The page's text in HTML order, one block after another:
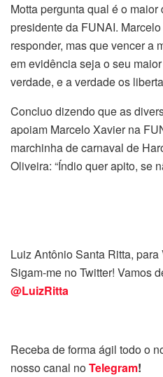
Motta pergunta qual é o
presidente da FUNAI.
responder, mas que vencer a
em evidência seja o seu
verdade, e a verdade os
Concluo dizendo que as
apoiam Marcelo Xavier na
marchinha de carnaval de
Oliveira: “Índio quer apito, se
Luiz Antônio Santa Ritta,
Sigam-me no Twitter! Vamos
@LuizRitta
Receba de forma ágil todo o
nosso canal noTelegram!